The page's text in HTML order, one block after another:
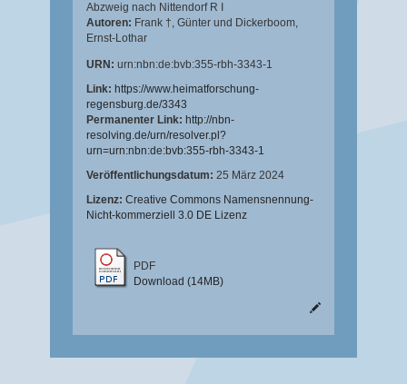
Abzweig nach Nittendorf R I
Autoren: Frank †, Günter und Dickerboom,
Ernst-Lothar
URN: urn:nbn:de:bvb:355-rbh-3343-1
Link: https://www.heimatforschung-
regensburg.de/3343
Permanenter Link: http://nbn-
resolving.de/urn/resolver.pl?
urn=urn:nbn:de:bvb:355-rbh-3343-1
Veröffentlichungsdatum: 25 März 2024
Lizenz: Creative Commons Namensnennung-
Nicht-kommerziell 3.0 DE Lizenz
PDF
Download (14MB)